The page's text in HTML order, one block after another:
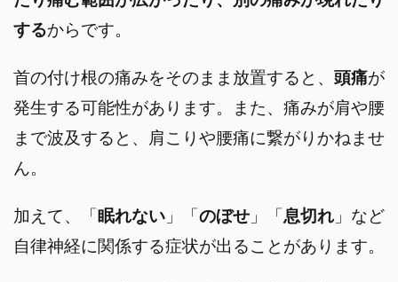
するからです。
首の付け根の痛みをそのまま放置すると、 頭痛が
発生する可能性があります。また、痛みが肩や腰
まで波及すると、肩こりや腰痛に繋がりかねませ
ん。
加えて、「眠れない 」「のぼせ 」「息切れ 」など
自律神経に関係する症状が出ることがあります。